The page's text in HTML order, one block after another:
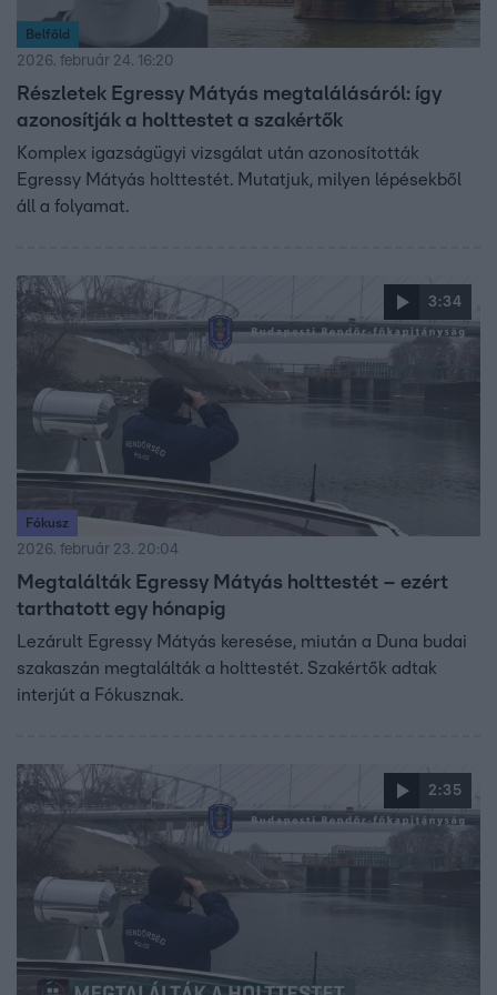
Belföld
2026. február 24. 16:20
Részletek Egressy Mátyás megtalálásáról: így
azonosítják a holttestet a szakértők
Komplex igazságügyi vizsgálat után azonosították
Egressy Mátyás holttestét. Mutatjuk, milyen lépésekből
áll a folyamat.
3:34
Fókusz
2026. február 23. 20:04
Megtalálták Egressy Mátyás holttestét – ezért
tarthatott egy hónapig
Lezárult Egressy Mátyás keresése, miután a Duna budai
szakaszán megtalálták a holttestét. Szakértők adtak
interjút a Fókusznak.
2:35